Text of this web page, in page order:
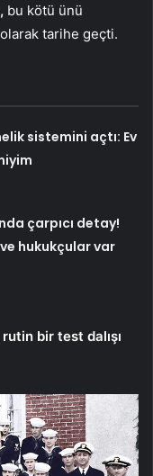
bu kötü ünü
tarihe geçti.
sistemini açtı: Ev
çarpıcı detay!
hukukçular var
bir test dalışı